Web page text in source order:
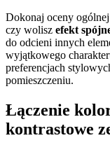
Dokonaj oceny
czy wolisz efekt
do odcieni innych
wyjątkowego
preferencjach
pomieszczeniu.
Łączenie
kontrastowe